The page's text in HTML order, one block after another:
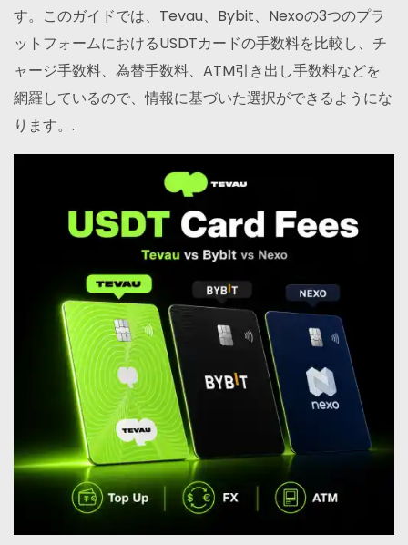
す。このガイドでは、Tevau、Bybit、Nexoの3つのプラ
ットフォームにおけるUSDTカードの手数料を比較し、チ
ャージ手数料、為替手数料、ATM引き出し手数料などを
網羅しているので、情報に基づいた選択ができるようにな
ります。.